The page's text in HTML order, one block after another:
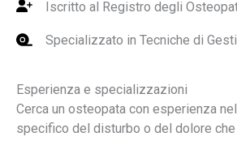
Iscritto al Registro degli
Specializzato in Tecniche di
Esperienza e specializzazioni
Cerca un osteopata con esperienza
specifico del disturbo o del dolore che